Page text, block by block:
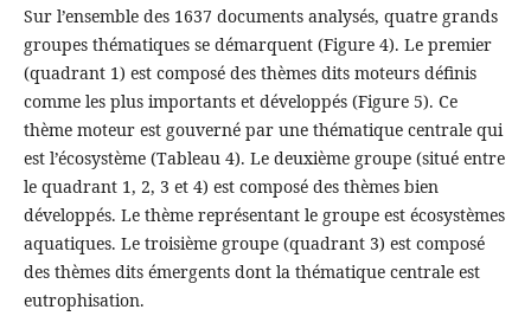
Sur l’ensemble des 1637 documents analysés, quatre grands
groupes thématiques se démarquent (Figure 4). Le premier
(quadrant 1) est composé des thèmes dits moteurs définis
comme les plus importants et développés (Figure 5). Ce
thème moteur est gouverné par une thématique centrale qui
est l’écosystème (Tableau 4). Le deuxième groupe (situé entre
le quadrant 1, 2, 3 et 4) est composé des thèmes bien
développés. Le thème représentant le groupe est écosystèmes
aquatiques. Le troisième groupe (quadrant 3) est composé
des thèmes dits émergents dont la thématique centrale est
eutrophisation.